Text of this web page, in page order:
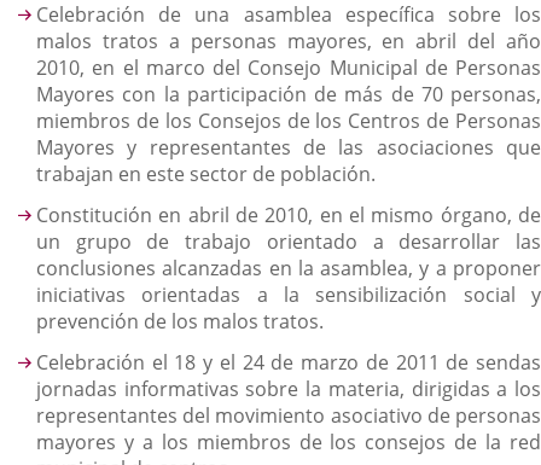
Celebración de una asamblea específica sobre los
malos tratos a personas mayores, en abril del año
2010, en el marco del Consejo Municipal de Personas
Mayores con la participación de más de 70 personas,
miembros de los Consejos de los Centros de Personas
Mayores y representantes de las asociaciones que
trabajan en este sector de población.
Constitución en abril de 2010, en el mismo órgano, de
un grupo de trabajo orientado a desarrollar las
conclusiones alcanzadas en la asamblea, y a proponer
iniciativas orientadas a la sensibilización social y
prevención de los malos tratos.
Celebración el 18 y el 24 de marzo de 2011 de sendas
jornadas informativas sobre la materia, dirigidas a los
representantes del movimiento asociativo de personas
mayores y a los miembros de los consejos de la red